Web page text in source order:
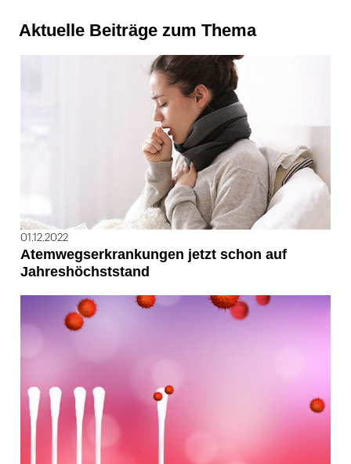
Aktuelle Beiträge zum Thema
01.12.2022
Atemwegserkrankungen jetzt schon auf
Jahreshöchststand